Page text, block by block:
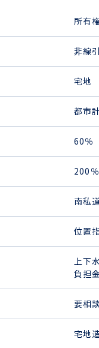
所有
非線
宅地
都市
60％
200％
南私
位置
上下
負担
要相談
宅地